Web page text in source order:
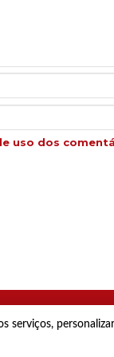
serviços,
uso dos